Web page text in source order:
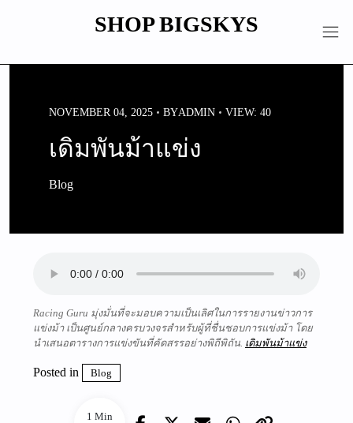
SHOP BIGSKYS
NOVEMBER 04, 2025 BYADMIN VIEW: 40
เดิมพันม้าแข่ง
Blog
1 Min
Racing Guru มุ่งมั่นที่จะมอบความเป็นเลิศในการรายงานข่าวการ
แข่งม้า เป็นศูนย์กลางครบวงจรสำหรับผู้ที่ชื่นชอบการแข่งม้า โดย
นำเสนอตารางการแข่งขันที่คัดสรรอย่างพิถีพิถัน. เดิมพันม้าแข่ง
Posted in Blog